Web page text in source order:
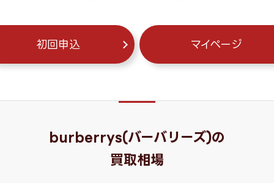
初回申込 マイページ
burberrys(バーバリーズ)の
買取相場